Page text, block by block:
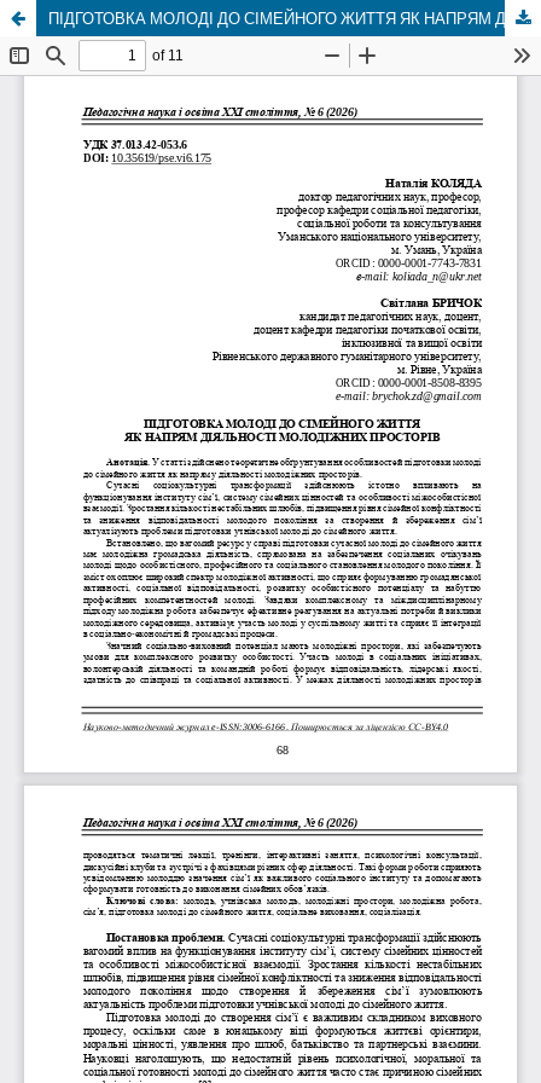
ПІДГОТОВКА МОЛОДІ ДО СІМЕЙНОГО ЖИТТЯ ЯК НАПРЯМ ДІЯЛЬНОСТІ МОЛОДІЖНИХ ПРОСТОРІВ